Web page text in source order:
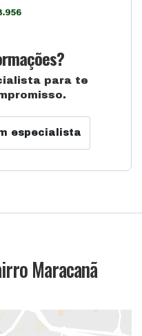
para te
especialista
Maracanã